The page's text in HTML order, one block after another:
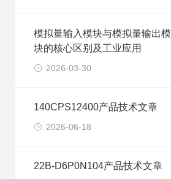
模拟量输入模块与模拟量输出模
块的核心区别及工业应用
2026-03-30
140CPS12400产品技术文章
2026-06-18
22B-D6P0N104产品技术文章